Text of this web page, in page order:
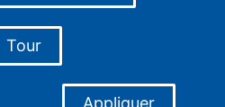
Tour
Appliquer